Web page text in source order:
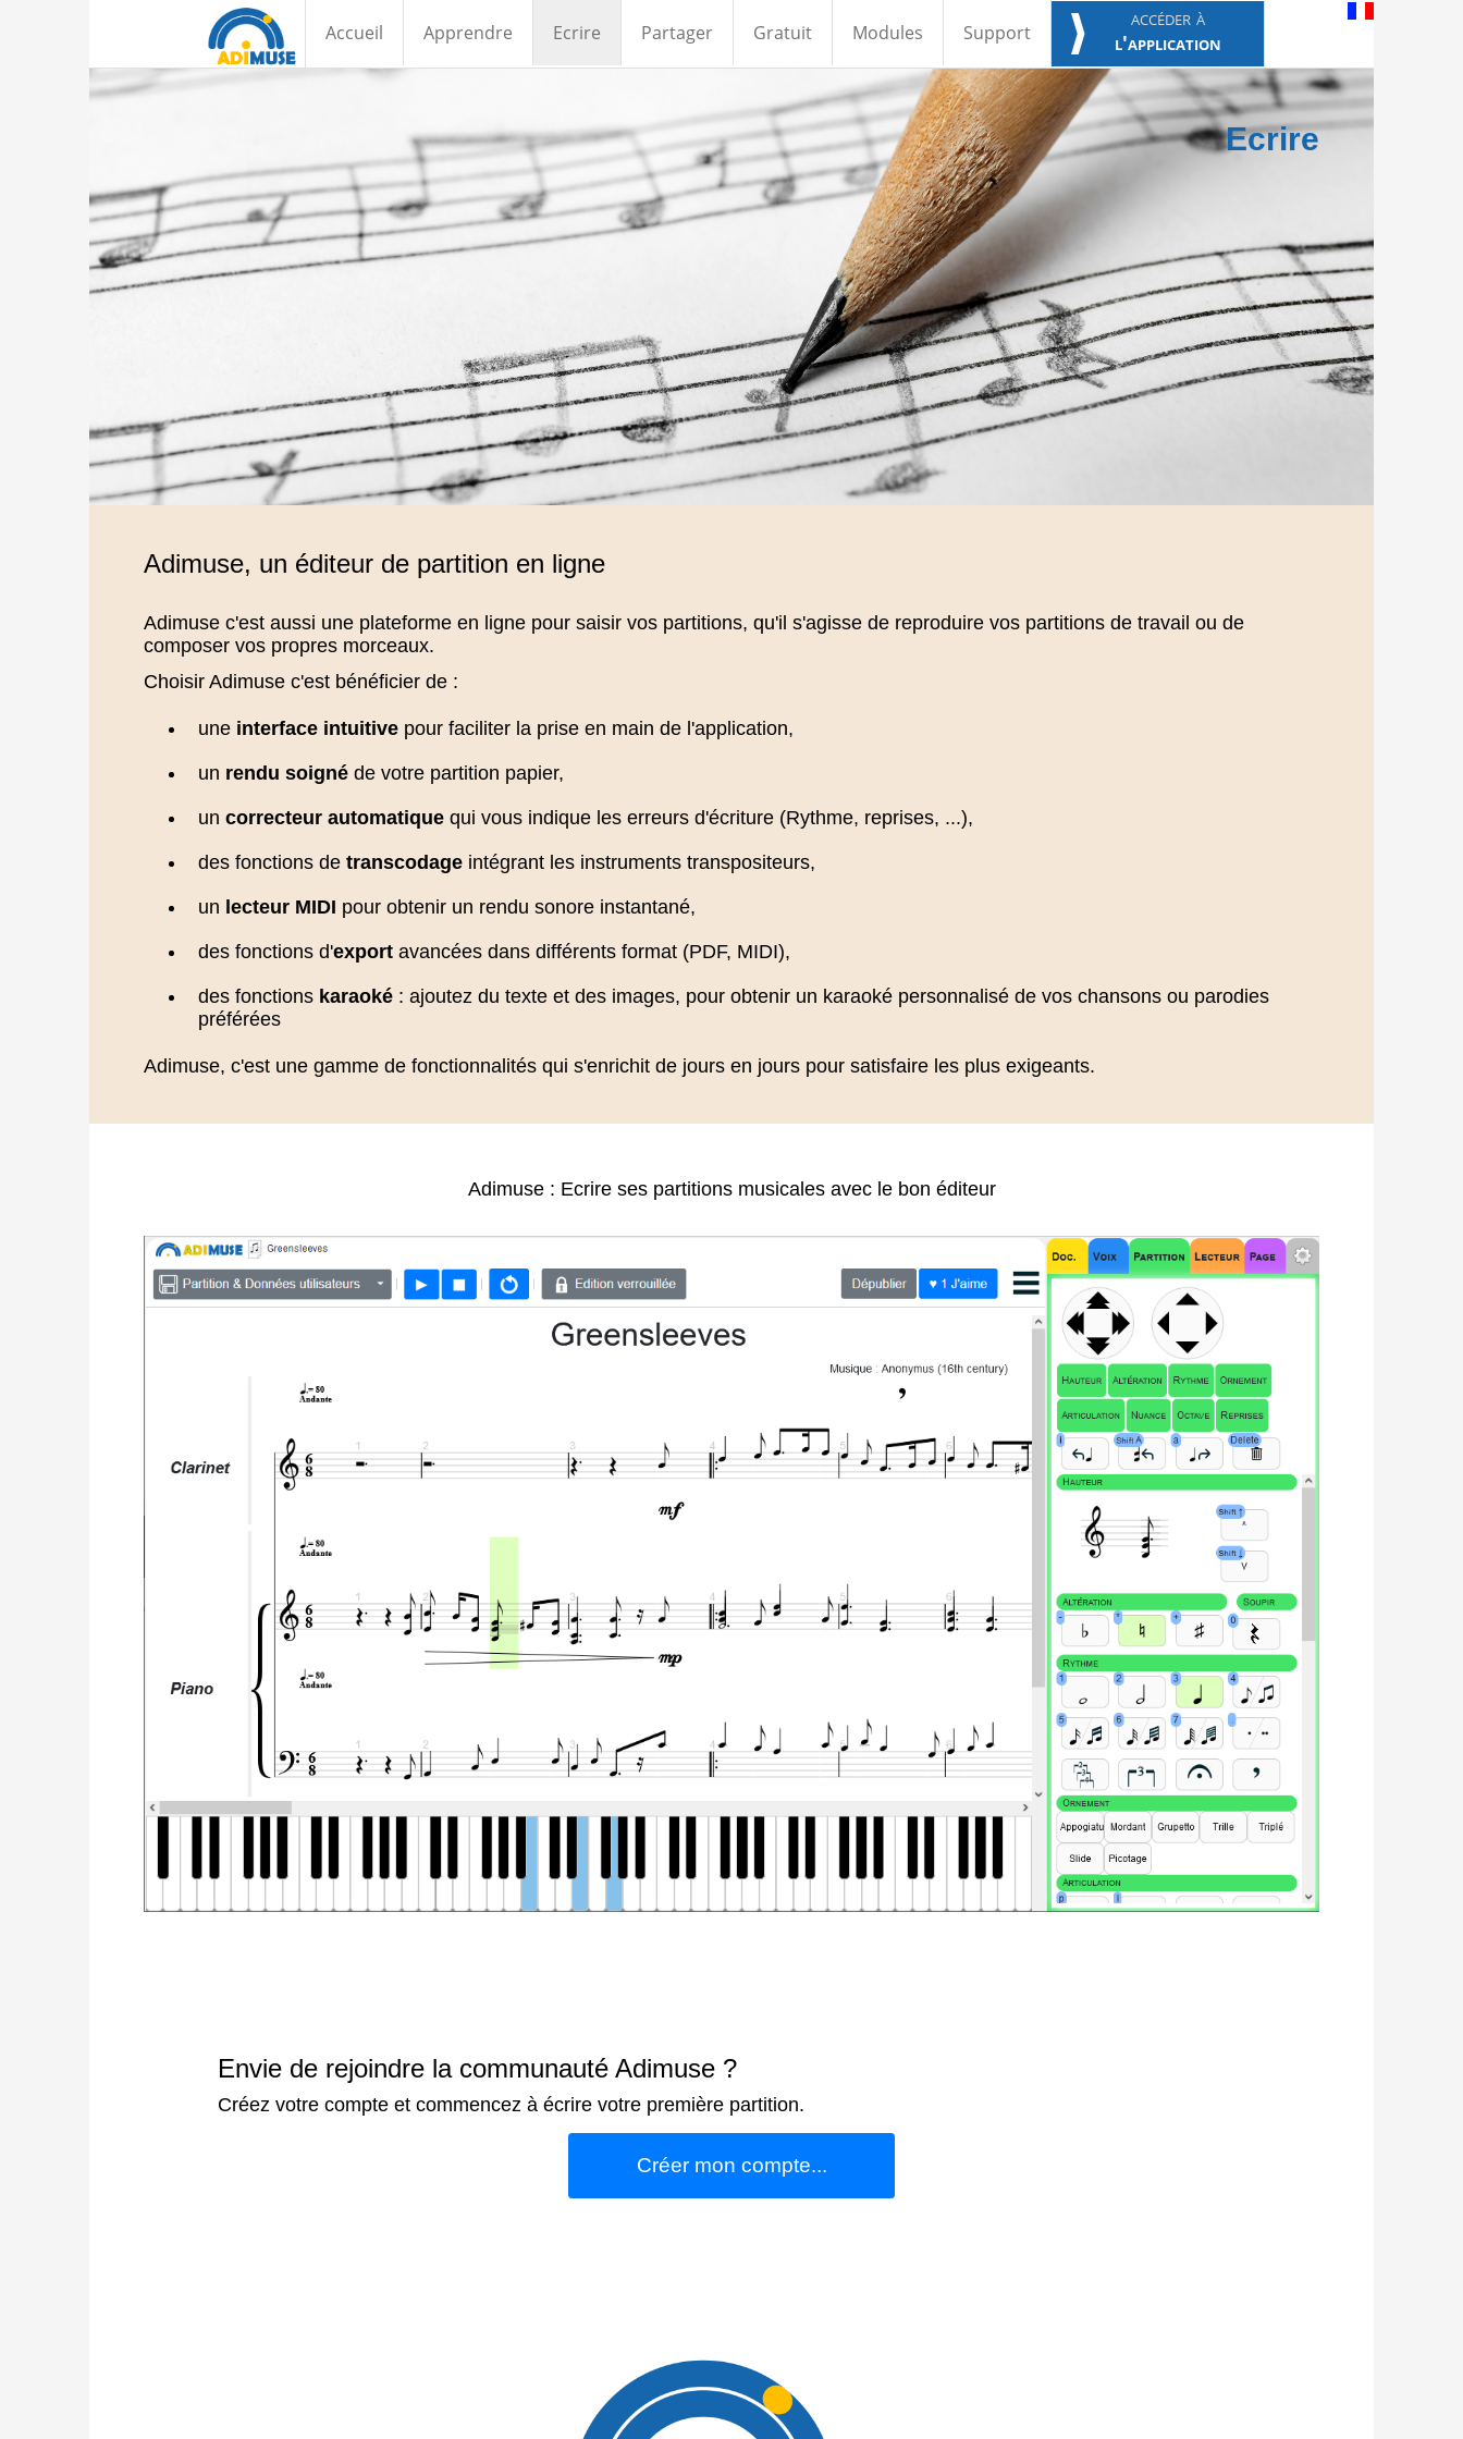
Accueil Apprendre Ecrire Partager Gratuit Modules Support
accéder à
l'application
Ecrire
Adimuse, un éditeur de partition en ligne
Adimuse c'est aussi une plateforme en ligne pour saisir vos partitions, qu'il s'agisse de reproduire vos partitions de travail ou de
composer vos propres morceaux.
Choisir Adimuse c'est bénéficier de :
une interface intuitive pour faciliter la prise en main de l'application,
un rendu soigné de votre partition papier,
un correcteur automatique qui vous indique les erreurs d'écriture (Rythme, reprises, ...),
des fonctions de transcodage intégrant les instruments transpositeurs,
un lecteur MIDI pour obtenir un rendu sonore instantané,
des fonctions d'export avancées dans différents format (PDF, MIDI),
des fonctions karaoké : ajoutez du texte et des images, pour obtenir un karaoké personnalisé de vos chansons ou parodies
préférées
Adimuse, c'est une gamme de fonctionnalités qui s'enrichit de jours en jours pour satisfaire les plus exigeants.
Adimuse : Ecrire ses partitions musicales avec le bon éditeur
Envie de rejoindre la communauté Adimuse ?
Créez votre compte et commencez à écrire votre première partition.
Créer mon compte...